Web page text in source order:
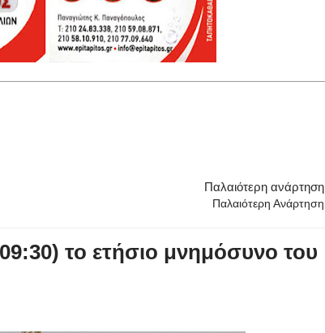
Παλαιότερη ανάρτηση
Παλαιότερη Ανάρτηση
το ετήσιο μνημόσυνο του